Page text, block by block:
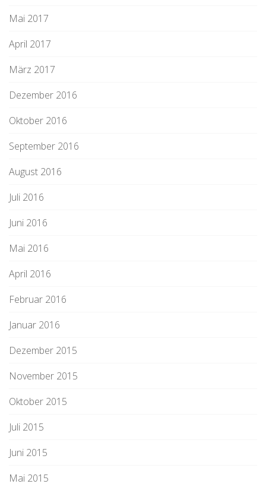
Mai 2017
April 2017
März 2017
Dezember 2016
Oktober 2016
September 2016
August 2016
Juli 2016
Juni 2016
Mai 2016
April 2016
Februar 2016
Januar 2016
Dezember 2015
November 2015
Oktober 2015
Juli 2015
Juni 2015
Mai 2015